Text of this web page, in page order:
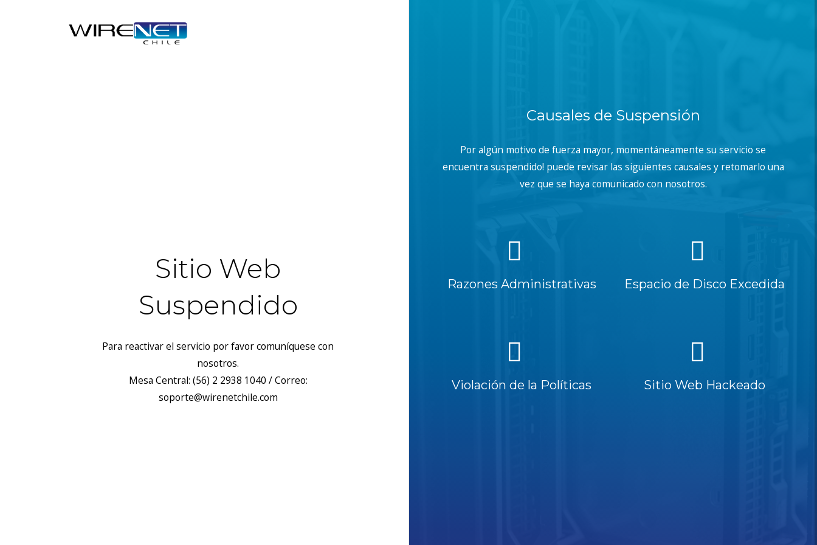
Sitio Web
Suspendido
Para reactivar el servicio por favor comuníquese con
nosotros.
Mesa Central: (56) 2 2938 1040 / Correo:
soporte@wirenetchile.com
Causales de Suspensión
Por algún motivo de fuerza mayor, momentáneamente su servicio se
encuentra suspendido! puede revisar las siguientes causales y retomarlo una
vez que se haya comunicado con nosotros.
Razones Administrativas Espacio de Disco Excedida
Violación de la Políticas Sitio Web Hackeado